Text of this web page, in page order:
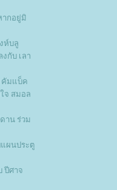
ากอยู่มิ
ห์บลู
กับ เลา
คัมแบ็ค
จ สมอล
าน ร่วม
ผนประตู
ปีศาจ